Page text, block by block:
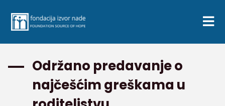
Održano predavanje o
najčešćim greškama u